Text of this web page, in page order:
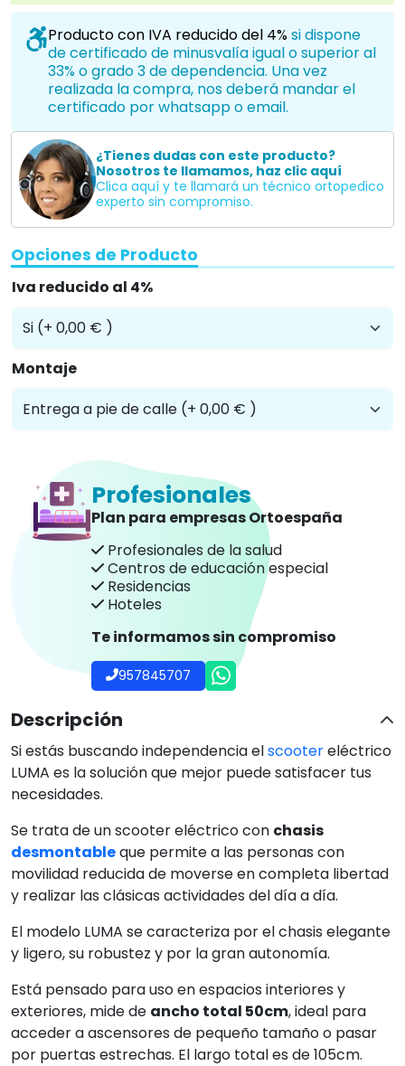
Producto con IVA reducido del 4%si dispone
de certificado de minusvalía igual o superior al
33% o grado 3 de dependencia. Una vez
realizada la compra, nos deberá mandar el
certificado por whatsapp o email.
¿Tienes dudas con este producto?
Nosotros te llamamos, haz clic aquí
Clica aquí y te llamará un técnico ortopedico
experto sin compromiso.
Opciones de Producto
Iva reducido al 4%
Montaje
Profesionales
Plan para empresas Ortoespaña
Profesionales de la salud
Centros de educación especial
Residencias
Hoteles
Te informamos sin compromiso
957845707
Descripción
Si estás buscando independencia elscootereléctrico
LUMA es la solución que mejor puede satisfacer tus
necesidades.
Se trata de un scooter eléctrico con chasis
desmontableque permite a las personas con
movilidad reducida de moverse en completa libertad
y realizar las clásicas actividades del día a día.
El modelo LUMA se caracteriza por el chasis elegante
y ligero, su robustez y por la gran autonomía.
Está pensado para uso en espacios interiores y
exteriores, mide de ancho total 50cm, ideal para
acceder a ascensores de pequeño tamaño o pasar
por puertas estrechas. El largo total es de 105cm.